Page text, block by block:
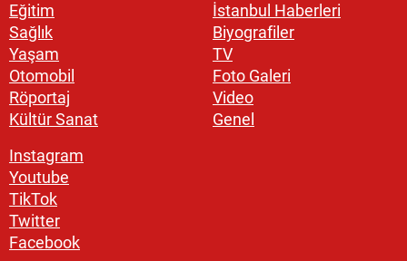
Eğitim
Sağlık
Yaşam
Otomobil
Röportaj
Kültür Sanat
İstanbul Haberleri
Biyografiler
TV
Foto Galeri
Video
Genel
Instagram
Youtube
TikTok
Twitter
Facebook